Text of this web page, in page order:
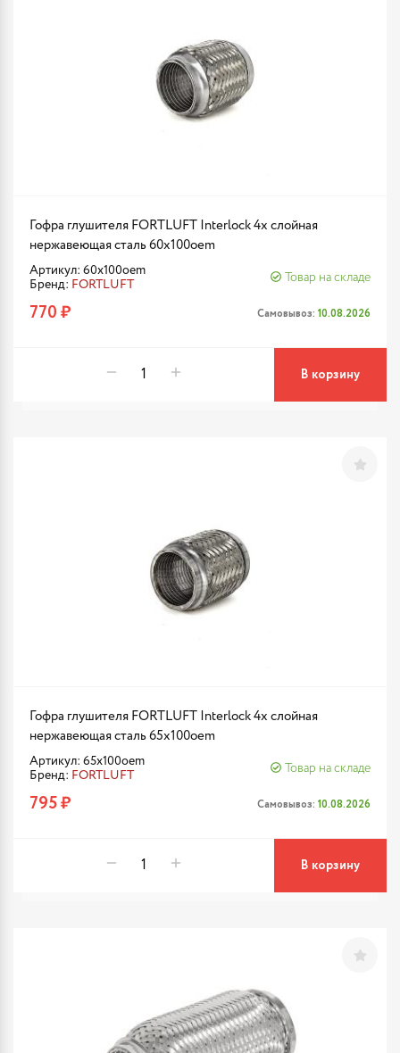
Гофра глушителя FORTLUFT Interlock 4х слойная
нержавеющая сталь 60x100oem
Артикул: 60x100oem
Бренд: FORTLUFT
Товар на складе
770 ₽ Самовывоз: 10.08.2026
В корзину
Гофра глушителя FORTLUFT Interlock 4х слойная
нержавеющая сталь 65x100oem
Артикул: 65x100oem
Бренд: FORTLUFT
Товар на складе
795 ₽ Самовывоз: 10.08.2026
В корзину